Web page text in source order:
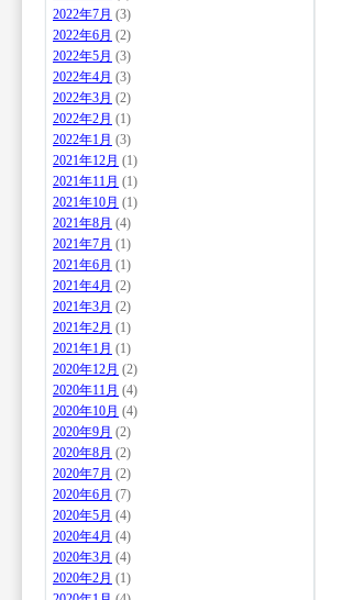
2022年7月 (3)
2022年6月 (2)
2022年5月 (3)
2022年4月 (3)
2022年3月 (2)
2022年2月 (1)
2022年1月 (3)
2021年12月 (1)
2021年11月 (1)
2021年10月 (1)
2021年8月 (4)
2021年7月 (1)
2021年6月 (1)
2021年4月 (2)
2021年3月 (2)
2021年2月 (1)
2021年1月 (1)
2020年12月 (2)
2020年11月 (4)
2020年10月 (4)
2020年9月 (2)
2020年8月 (2)
2020年7月 (2)
2020年6月 (7)
2020年5月 (4)
2020年4月 (4)
2020年3月 (4)
2020年2月 (1)